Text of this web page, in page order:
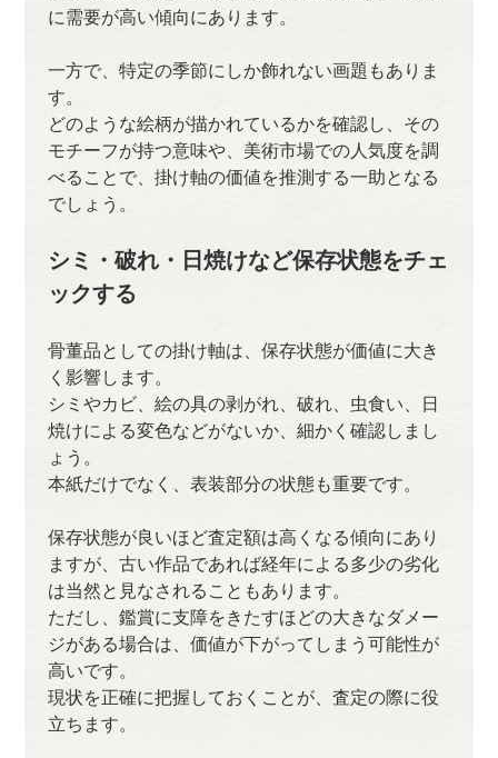
に需要が高い傾向にあります。
一方で、特定の季節にしか飾れない画題もありま
す。
どのような絵柄が描かれているかを確認し、その
モチーフが持つ意味や、美術市場での人気度を調
べることで、掛け軸の価値を推測する一助となる
でしょう。
シミ・破れ・日焼けなど保存状態をチェ
ックする
骨董品としての掛け軸は、保存状態が価値に大き
く影響します。
シミやカビ、絵の具の剥がれ、破れ、虫食い、日
焼けによる変色などがないか、細かく確認しまし
ょう。
本紙だけでなく、表装部分の状態も重要です。
保存状態が良いほど査定額は高くなる傾向にあり
ますが、古い作品であれば経年による多少の劣化
は当然と見なされることもあります。
ただし、鑑賞に支障をきたすほどの大きなダメー
ジがある場合は、価値が下がってしまう可能性が
高いです。
現状を正確に把握しておくことが、査定の際に役
立ちます。